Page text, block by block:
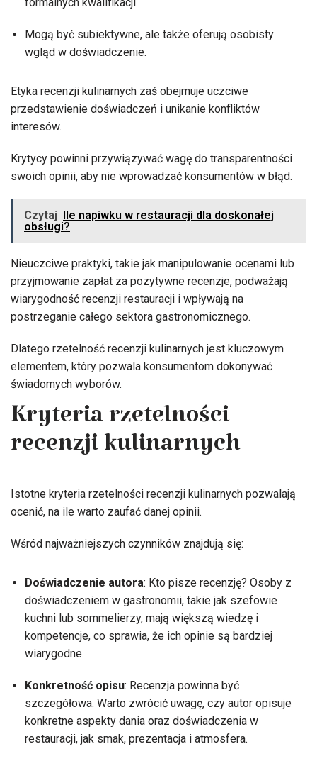
Mogą być subiektywne, ale także oferują osobisty
wgląd w doświadczenie.
Etyka recenzji kulinarnych zaś obejmuje uczciwe
przedstawienie doświadczeń i unikanie konfliktów
interesów.
Krytycy powinni przywiązywać wagę do transparentności
swoich opinii, aby nie wprowadzać konsumentów w błąd.
Czytaj Ile napiwku w restauracji dla doskonałej
obsługi?
Nieuczciwe praktyki, takie jak manipulowanie ocenami lub
przyjmowanie zapłat za pozytywne recenzje, podważają
wiarygodność recenzji restauracji i wpływają na
postrzeganie całego sektora gastronomicznego.
Dlatego rzetelność recenzji kulinarnych jest kluczowym
elementem, który pozwala konsumentom dokonywać
świadomych wyborów.
Kryteria rzetelności
recenzji kulinarnych
Istotne kryteria rzetelności recenzji kulinarnych pozwalają
ocenić, na ile warto zaufać danej opinii.
Wśród najważniejszych czynników znajdują się:
Doświadczenie autora: Kto pisze recenzję? Osoby z
doświadczeniem w gastronomii, takie jak szefowie
kuchni lub sommelierzy, mają większą wiedzę i
kompetencje, co sprawia, że ich opinie są bardziej
wiarygodne.
Konkretność opisu: Recenzja powinna być
szczegółowa. Warto zwrócić uwagę, czy autor opisuje
konkretne aspekty dania oraz doświadczenia w
restauracji, jak smak, prezentacja i atmosfera.